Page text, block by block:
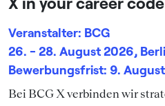
Veranstalter: BCG
26. - 28. August 2026,
Bewerbungsfrist: 9.
Bei BCG X verbinden wir